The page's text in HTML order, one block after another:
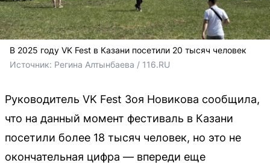
В 2025 году VK Fest в Казани посетили 20 тысяч человек
Источник: Регина Алтынбаева / 116.RU
Руководитель VK Fest Зоя Новикова сообщила,
что на данный момент фестиваль в Казани
посетили более 18 тысяч человек, но это не
окончательная цифра — впереди еще